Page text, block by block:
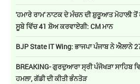
'ਹਮਾਰੇ ਰਾਮ' ਨਾਟਕ ਦੇ ਮੰਚਨ ਦੀ ਸ਼ੁਰੂਆਤ ਮੋਹਾਲੀ
ਸੂਬੇ ਵਿੱਚ 41 ਸ਼ੋਅ ਕਰਵਾਏਗੀ: CM ਮਾਨ
BJP State IT Wing: ਭਾਜਪਾ ਪੰਜਾਬ ਨੇ ਐਲਾਨੇ
BREAKING- ਗੁਰਦੁਆਰਾ ਸ੍ਰੀ ਪੰਜੋਖੜਾ ਸਾਹਿਬ
ਹਮਲਾ, ਗੱਡੀ ਦੀ ਕੀਤੀ ਭੰਨਤੋੜ